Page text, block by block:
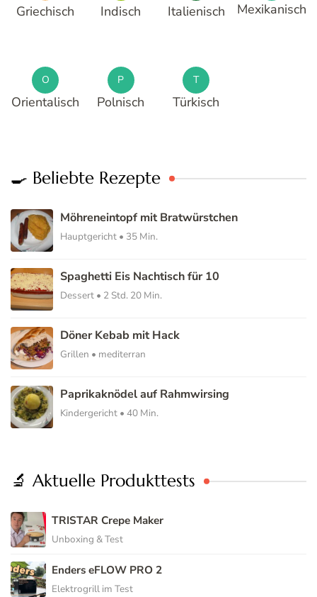
Griechisch Indisch Italienisch Mexikanisch
O
Orientalisch
P
Polnisch
T
Türkisch
🍳 Beliebte Rezepte
Möhreneintopf mit Bratwürstchen
Hauptgericht • 35 Min.
Spaghetti Eis Nachtisch für 10
Dessert • 2 Std. 20 Min.
Döner Kebab mit Hack
Grillen • mediterran
Paprikaknödel auf Rahmwirsing
Kindergericht • 40 Min.
🔬 Aktuelle Produkttests
TRISTAR Crepe Maker
Unboxing & Test
Enders eFLOW PRO 2
Elektrogrill im Test